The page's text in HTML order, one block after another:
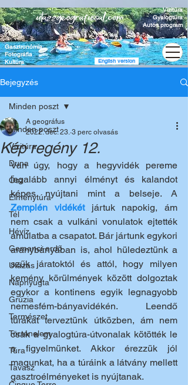
Gasztronómia
Fotográfia
Kultúra
English version
Vízitúra
Gyalogtúra
Autós program
Bejegyzés
Minden poszt
Vízitúra
Duna
Ősz
Élménytúra
Tél
Hévíz
Gemenci-erdő
Utazás
Napnyugta
Grúzia
Természet
Történelem
Túra
Tavasz
Minden poszt
Kép regény 12.
A geográfus
2022. dec. 23. 3 perc olvasás
Van úgy, hogy a hegyvidék pereme
legalább annyi élményt és kalandot
Zemplén vidékét jártuk napokig, ám
nem csak a vulkáni vonulatok ejtették
ámulatba a csapatot. Bár jártunk egykori
aranybányában is, ahol hüledeztünk a
szűk járatoktól és attól, hogy milyen
kemény körülmények között dolgoztak
egykor a kontinens egyik legnagyobb
nemesfém-bányavidékén. Leendő
túrákat terveztünk útközben, ám nem
csak a gyalogtúra-útvonalak kötötték le
a figyelmünket. Akkor érezzük jól
magunkat, ha a túráink a látvány mellett
gasztroélményeket is nyújtanak.